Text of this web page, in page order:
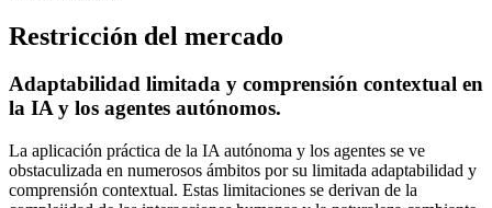
Restricción del mercado
Adaptabilidad limitada y comprensión contextual en
la IA y los agentes autónomos.
La aplicación práctica de la IA autónoma y los agentes se ve
obstaculizada en numerosos ámbitos por su limitada adaptabilidad y
comprensión contextual. Estas limitaciones se derivan de la